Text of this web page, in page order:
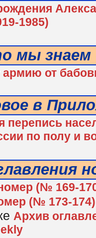
1985)
мы знаем
армию от
в
перепись
по полу и
(№ 169-
(№ 173-174)
Архив